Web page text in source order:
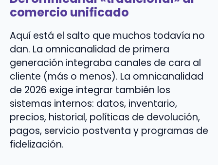
comercio unificado
Aquí está el salto que muchos todavía no
dan. La omnicanalidad de primera
generación integraba canales de cara al
cliente (más o menos). La omnicanalidad
de 2026 exige integrar también los
sistemas internos: datos, inventario,
precios, historial, políticas de devolución,
pagos, servicio postventa y programas de
fidelización.